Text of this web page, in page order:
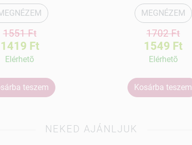
1551 Ft
1419 Ft
Elérhetõ
teszem
MEGNÉZEM
1702 Ft
1549 Ft
Elérhetõ
Kosárba teszem
NEKED AJÁNLJUK